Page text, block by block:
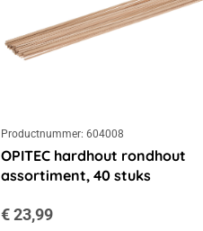
Productnummer: 604008
OPITEC hardhout rondhout
assortiment, 40 stuks
Normale prijs:
€ 23,99